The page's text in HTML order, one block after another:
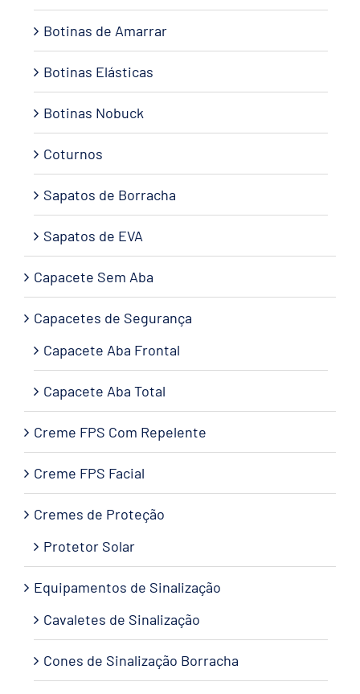
Botinas de Amarrar
Botinas Elásticas
Botinas Nobuck
Coturnos
Sapatos de Borracha
Sapatos de EVA
Capacete Sem Aba
Capacetes de Segurança
Capacete Aba Frontal
Capacete Aba Total
Creme FPS Com Repelente
Creme FPS Facial
Cremes de Proteção
Protetor Solar
Equipamentos de Sinalização
Cavaletes de Sinalização
Cones de Sinalização Borracha